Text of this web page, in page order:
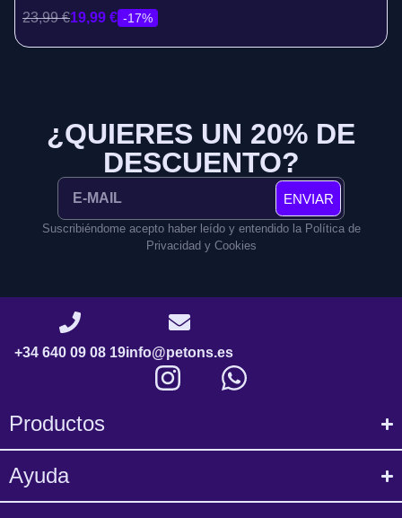
23,99€19,99 € -17%
¿QUIERES UN 20% DE
DESCUENTO?
ENVIAR
Suscribiéndome acepto haber leído y entendido la Política de
Privacidad y Cookies
+34 640 09 08 19info@petons.es
Productos
Ayuda